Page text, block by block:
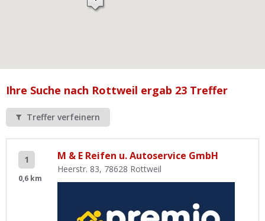
Werkstatt Login
Ihre Suche nach Rottweil ergab 23 Treffer
Treffer verfeinern
1
0,6 km
M & E Reifen u. Autoservice GmbH
Heerstr. 83, 78628 Rottweil